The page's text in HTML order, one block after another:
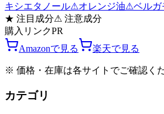
キシエタノール⚠オレンジ油⚠ベルガ
★ 注目成分⚠ 注意成分
購入リンクPR
Amazonで見る
楽天で見る
※ 価格・在庫は各サイトでご確認く
カテゴリ